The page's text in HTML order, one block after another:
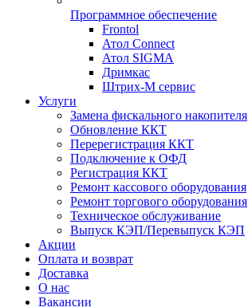
Программное обеспечение
Frontol
Атол Connect
Атол SIGMA
Дримкас
Штрих-М сервис
Услуги
Замена фискального накопителя
Обновление ККТ
Перерегистрация ККТ
Подключение к ОФД
Регистрация ККТ
Ремонт кассового оборудования
Ремонт торгового оборудования
Техническое обслуживание
Выпуск КЭП/Перевыпуск КЭП
Акции
Оплата и возврат
Доставка
О нас
Вакансии